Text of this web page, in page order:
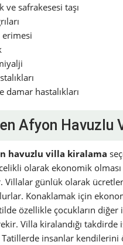
ve safrakesesi taşı
erimesi
damar hastalıkları
Afyon Havuzlu
havuzlu villa kiralama
olarak ekonomik
günlük olarak
Konaklamak için
özellikle çocukların
Villa kiralandığı
insanlar kendilerini